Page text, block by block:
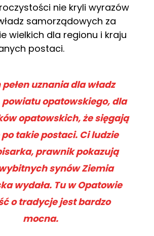
nie kryli wyrazów
samorządowych za
wielkich dla regionu i kraju
postaci.
uznania dla władz
powiatu opatowskiego, dla
opatowskich, że sięgają
po takie postaci. Ci ludzie
prawnik pokazują
synów Ziemia
wydała. Tu w Opatowie
o tradycje jest bardzo
mocna.